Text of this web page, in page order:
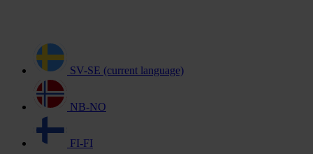
SV-SE (current language)
NB-NO
FI-FI